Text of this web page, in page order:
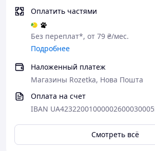
Оплатить частями
Без переплат*, от 79 ₴/мес.
Подробнее
Наложенный платеж
Магазины Rozetka, Нова Пошта
Оплата на счет
IBAN
Смотреть всё